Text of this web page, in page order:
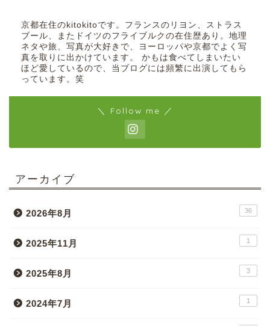
京都在住のkitokitoです。フランスのリヨン、ストラス
ブール、またドイツのフライブルクの在住歴あり。地理
ネタや旅、写真が大好きで、ヨーロッパや京都でよく写
真を取りに出かけています。 かもは食べてしまいたい
ほど愛しているので、当ブログには頻繁に出演してもら
っています。笑
＼ Follow me ／
アーカイブ
2026年8月 36
2025年11月 1
2025年8月 3
2024年7月 1